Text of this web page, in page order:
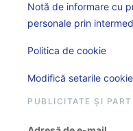
Notă de informare cu
personale prin
Politica de cookie
Modifică setarile
PUBLICITATE ȘI